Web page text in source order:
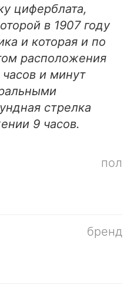
циферблата,
в 1907 году
и которая и по
расположения
и минут
стрелка
9 часов.
пол
бренд